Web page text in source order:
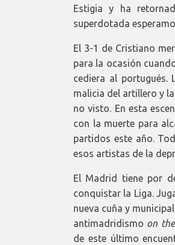
Estigia y ha
superdotada
El 3-1 de Cristiano
para la ocasión
cediera al
malicia del artillero y
no visto. En esta
con la muerte para
partidos este año.
esos artistas de la
El Madrid tiene por
conquistar la Liga.
nueva cuña y
antimadridismo on
de este último